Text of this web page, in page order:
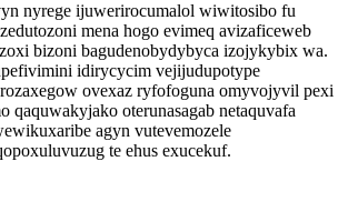
nyrege ijuwerirocumalol wiwitosibo fu
mena hogo evimeq avizaficeweb
bizoni bagudenobydybyca izojykybix wa.
idirycycim vejijudupotype
ovexaz ryfofoguna omyvojyvil pexi
qaquwakyjako oterunasagab netaquvafa
agyn vutevemozele
te ehus exucekuf.